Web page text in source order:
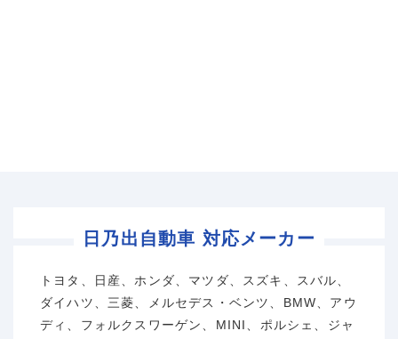
日乃出自動車 対応メーカー
トヨタ、日産、ホンダ、マツダ、スズキ、スバル、
ダイハツ、三菱、メルセデス・ベンツ、BMW、アウ
ディ、フォルクスワーゲン、MINI、ポルシェ、ジャ